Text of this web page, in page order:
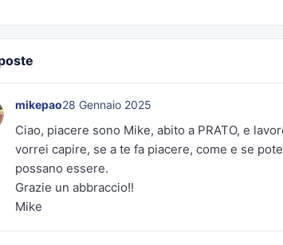
mikepao28 Gennaio 2025
Ciao, piacere sono Mike, abito a PRATO, e
vorrei capire, se a te fa piacere, come e se
possano essere.
Grazie un abbraccio!!
Mike